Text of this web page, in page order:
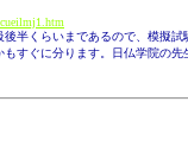
半くらいまであるので、模擬
すぐに分ります。日仏学院の